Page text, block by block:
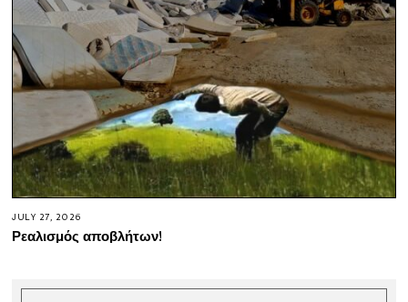
JULY 27, 2026
Ρεαλισμός αποβλήτων!